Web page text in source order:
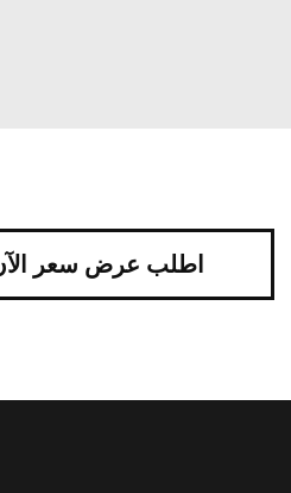
اطلب عرض سعر